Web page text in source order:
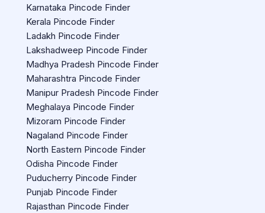
Karnataka Pincode Finder
Kerala Pincode Finder
Ladakh Pincode Finder
Lakshadweep Pincode Finder
Madhya Pradesh Pincode Finder
Maharashtra Pincode Finder
Manipur Pradesh Pincode Finder
Meghalaya Pincode Finder
Mizoram Pincode Finder
Nagaland Pincode Finder
North Eastern Pincode Finder
Odisha Pincode Finder
Puducherry Pincode Finder
Punjab Pincode Finder
Rajasthan Pincode Finder